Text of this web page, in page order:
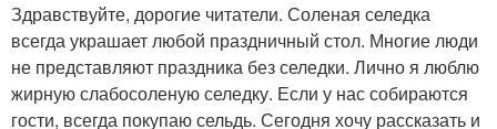
Здравствуйте, дорогие читатели. Соленая селедка
всегда украшает любой праздничный стол. Многие люди
не представляют праздника без селедки. Лично я люблю
жирную слабосоленую селедку. Если у нас собираются
гости, всегда покупаю сельдь. Сегодня хочу рассказать и